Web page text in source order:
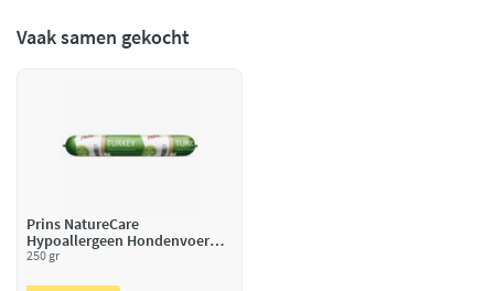
Vaak samen gekocht
Prins NatureCare
Hypoallergeen Hondenvoer
Worst Kalkoen
250 gr